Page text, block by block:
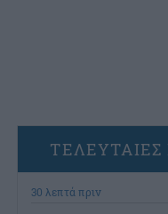
ΤΕΛΕΥΤΑΙΕΣ
30 λεπτά πριν